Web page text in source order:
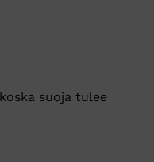
suoja tulee